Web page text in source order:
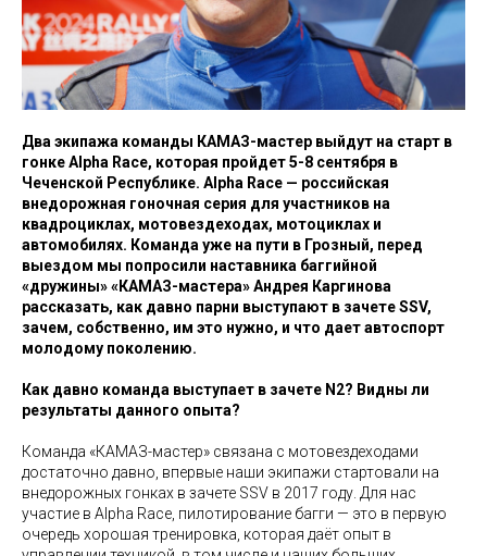
Два экипажа команды КАМАЗ-мастер выйдут на старт в
гонке Alpha Race, которая пройдет 5-8 сентября в
Чеченской Республике. Alpha Race — российская
внедорожная гоночная серия для участников на
квадроциклах, мотовездеходах, мотоциклах и
автомобилях. Команда уже на пути в Грозный, перед
выездом мы попросили наставника баггийной
«дружины» «КАМАЗ-мастера» Андрея Каргинова
рассказать, как давно парни выступают в зачете SSV,
зачем, собственно, им это нужно, и что дает автоспорт
молодому поколению.
Как давно команда выступает в зачете N2? Видны ли
результаты данного опыта?
Команда «КАМАЗ-мастер» связана с мотовездеходами
достаточно давно, впервые наши экипажи стартовали на
внедорожных гонках в зачете SSV в 2017 году. Для нас
участие в Alpha Race, пилотирование багги — это в первую
очередь хорошая тренировка, которая даёт опыт в